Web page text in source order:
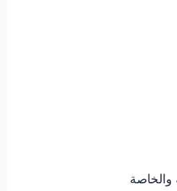
والخاصة